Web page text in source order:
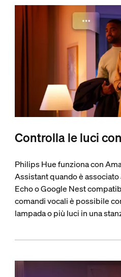
Controlla le luci
Philips Hue funziona con
Assistant quando è
Echo o Google Nest
comandi vocali è possibile
lampada o più luci in una